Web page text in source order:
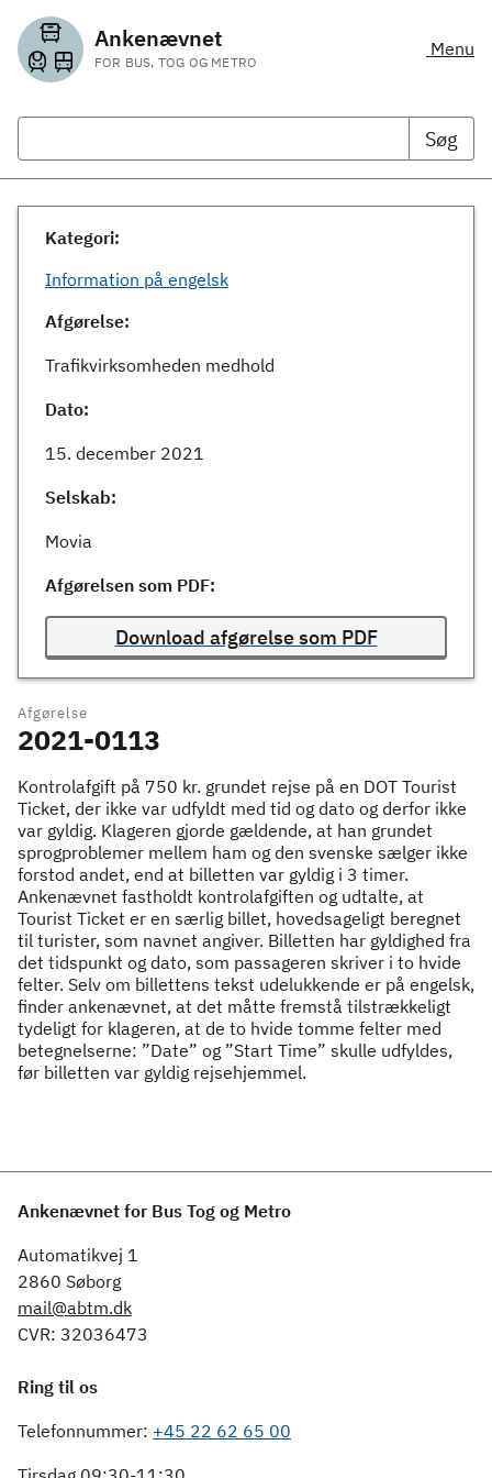
Ankenævnet
FOR BUS, TOG OG METRO
Menu
Søg
Kategori:
Information på engelsk
Afgørelse:
Trafikvirksomheden medhold
Dato:
15. december 2021
Selskab:
Movia
Afgørelsen som PDF:
Download afgørelse som PDF
Afgørelse
2021-0113
Kontrolafgift på 750 kr. grundet rejse på en DOT Tourist
Ticket, der ikke var udfyldt med tid og dato og derfor ikke
var gyldig. Klageren gjorde gældende, at han grundet
sprogproblemer mellem ham og den svenske sælger ikke
forstod andet, end at billetten var gyldig i 3 timer.
Ankenævnet fastholdt kontrolafgiften og udtalte, at
Tourist Ticket er en særlig billet, hovedsageligt beregnet
til turister, som navnet angiver. Billetten har gyldighed fra
det tidspunkt og dato, som passageren skriver i to hvide
felter. Selv om billettens tekst udelukkende er på engelsk,
finder ankenævnet, at det måtte fremstå tilstrækkeligt
tydeligt for klageren, at de to hvide tomme felter med
betegnelserne: ”Date” og ”Start Time” skulle udfyldes,
før billetten var gyldig rejsehjemmel.
Ankenævnet for Bus Tog og Metro
Automatikvej 1
2860 Søborg
mail@abtm.dk
CVR: 32036473
Ring til os
Telefonnummer: +45 22 62 65 00